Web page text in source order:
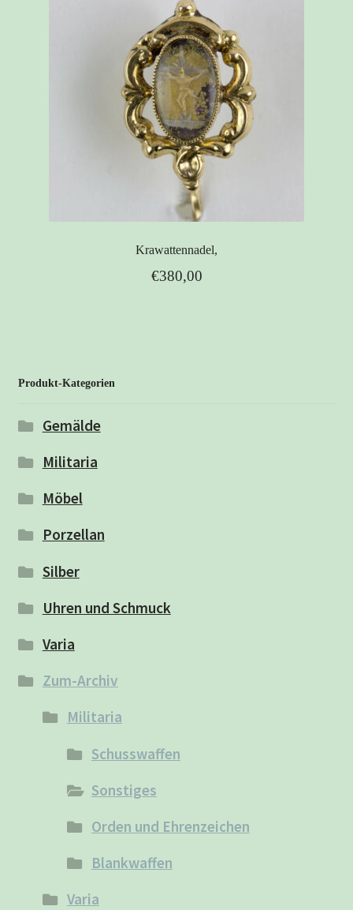
Krawattennadel,
€380,00
Produkt-Kategorien
Gemälde
Militaria
Möbel
Porzellan
Silber
Uhren und Schmuck
Varia
Zum-Archiv
Militaria
Schusswaffen
Sonstiges
Orden und Ehrenzeichen
Blankwaffen
Varia